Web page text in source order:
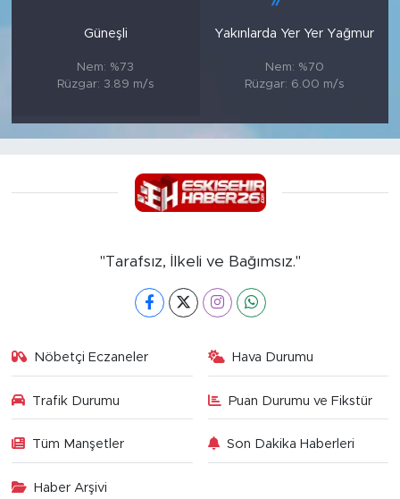
Güneşli
Nem: %73
Rüzgar: 3.89 m/s
Yakınlarda Yer Yer Yağmur
Nem: %70
Rüzgar: 6.00 m/s
"Tarafsız, İlkeli ve Bağımsız."
Nöbetçi Eczaneler Hava Durumu
Trafik Durumu Puan Durumu ve Fikstür
Tüm Manşetler Son Dakika Haberleri
Haber Arşivi